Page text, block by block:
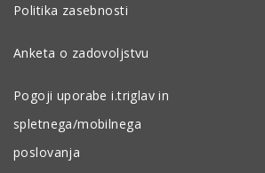
Politika zasebnosti
Anketa o zadovoljstvu
Pogoji uporabe i.triglav in
spletnega/mobilnega
poslovanja